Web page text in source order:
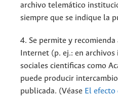
archivo telemático
siempre que se indique la
4. Se permite y
Internet (p. ej.: en
sociales cientificas como
puede producir
publicada. (Véase El